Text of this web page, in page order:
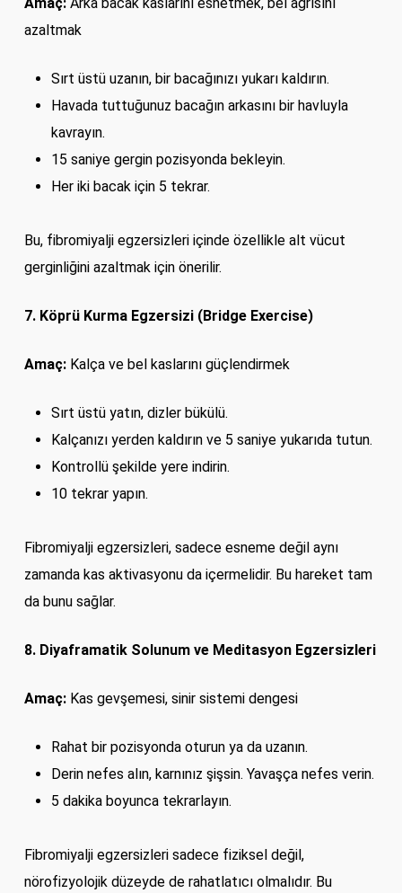
azaltmak
Sırt üstü uzanın, bir bacağınızı yukarı kaldırın.
Havada tuttuğunuz bacağın arkasını bir havluyla
kavrayın.
15 saniye gergin pozisyonda bekleyin.
Her iki bacak için 5 tekrar.
Bu, fibromiyalji egzersizleri içinde özellikle alt vücut
gerginliğini azaltmak için önerilir.
7. Köprü Kurma Egzersizi (Bridge Exercise)
Amaç:Kalça ve bel kaslarını güçlendirmek
Sırt üstü yatın, dizler bükülü.
Kalçanızı yerden kaldırın ve 5 saniye yukarıda tutun.
Kontrollü şekilde yere indirin.
10 tekrar yapın.
Fibromiyalji egzersizleri, sadece esneme değil aynı
zamanda kas aktivasyonu da içermelidir. Bu hareket tam
da bunu sağlar.
8. Diyaframatik Solunum ve Meditasyon Egzersizleri
Amaç:Kas gevşemesi, sinir sistemi dengesi
Rahat bir pozisyonda oturun ya da uzanın.
Derin nefes alın, karnınız şişsin. Yavaşça nefes verin.
5 dakika boyunca tekrarlayın.
Fibromiyalji egzersizleri sadece fiziksel değil,
nörofizyolojik düzeyde de rahatlatıcı olmalıdır. Bu